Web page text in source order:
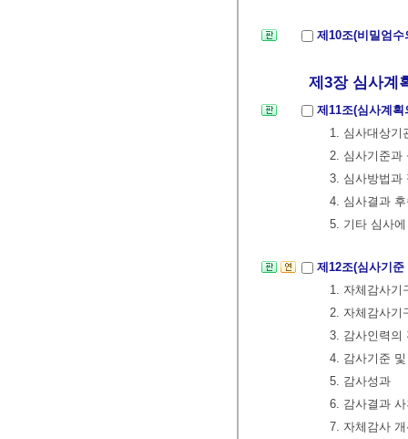
제10조(비밀엄
제3장 심사계획
제11조(심사계
1. 심사대상기
2. 심사기준과
3. 심사방법과
4. 심사결과
5. 기타 심사
제12조(심사기
1. 자체감사기
2. 자체감사기
3. 감사인력의
4. 감사기준
5. 감사성과
6. 감사결과
7. 자체감사